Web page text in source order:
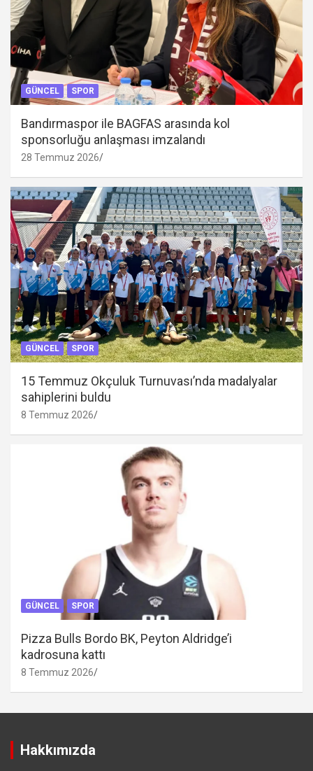
GÜNCEL SPOR
Bandırmaspor ile BAGFAS arasında kol
sponsorluğu anlaşması imzalandı
28 Temmuz 2026
GÜNCEL SPOR
15 Temmuz Okçuluk Turnuvası’nda madalyalar
sahiplerini buldu
8 Temmuz 2026
GÜNCEL SPOR
Pizza Bulls Bordo BK, Peyton Aldridge’i
kadrosuna kattı
8 Temmuz 2026
Hakkımızda